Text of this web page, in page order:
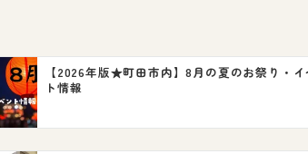
【2026年版★町田市内】8月の夏のお祭り・イ
ト情報